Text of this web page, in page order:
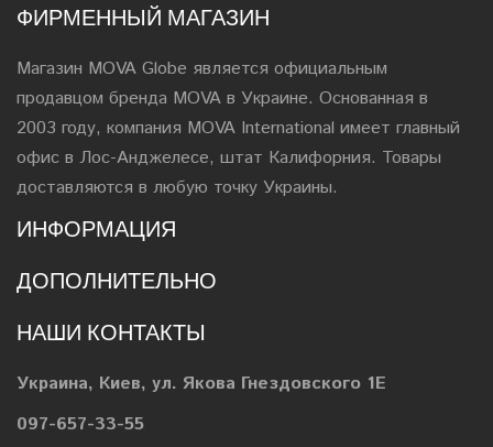
ФИРМЕННЫЙ МАГАЗИН
Магазин MOVA Globe является официальным
продавцом бренда MOVA в Украине. Основанная в
2003 году, компания MOVA International имеет главный
офис в Лос-Анджелесе, штат Калифорния. Товары
доставляются в любую точку Украины.
ИНФОРМАЦИЯ
ДОПОЛНИТЕЛЬНО
НАШИ КОНТАКТЫ
Украина, Киев, ул. Якова Гнездовского 1Е
097-657-33-55